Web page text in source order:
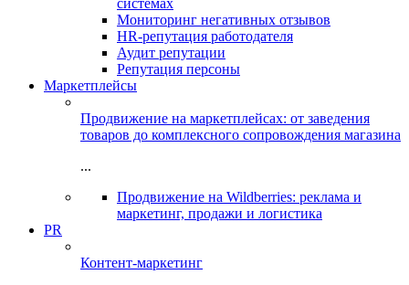
системах
Мониторинг негативных отзывов
HR-репутация работодателя
Аудит репутации
Репутация персоны
Маркетплейсы
Продвижение на маркетплейсах: от заведения
товаров до комплексного сопровождения магазина
...
Продвижение на Wildberries: реклама и
маркетинг, продажи и логистика
PR
Контент-маркетинг